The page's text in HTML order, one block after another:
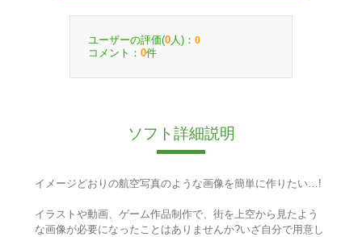
ユーザーの評価(0 人)： 0
コメント： 0件
ソフト詳細説明
イメージどおりの航空写真のような画像を簡単に作りたい…!
イラストや動画、ゲーム作品制作で、街を上空から見たよう
な画像が必要になったことはありませんか?いざ自分で用意し